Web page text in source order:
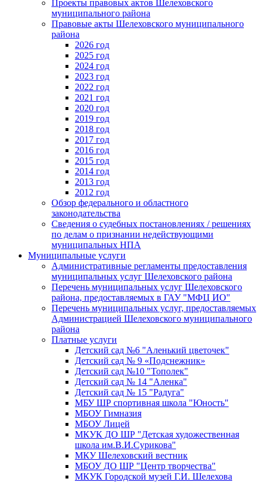
Проекты правовых актов Шелеховского
муниципального района
Правовые акты Шелеховского муниципального
района
2026 год
2025 год
2024 год
2023 год
2022 год
2021 год
2020 год
2019 год
2018 год
2017 год
2016 год
2015 год
2014 год
2013 год
2012 год
Обзор федерального и областного
законодательства
Сведения о судебных постановлениях / решениях
по делам о признании недействующими
муниципальных НПА
Муниципальные услуги
Административные регламенты предоставления
муниципальных услуг Шелеховского района
Перечень муниципальных услуг Шелеховского
района, предоставляемых в ГАУ "МФЦ ИО"
Перечень муниципальных услуг, предоставляемых
Администрацией Шелеховского муниципального
района
Платные услуги
Детский сад №6 "Аленький цветочек"
Детский сад № 9 «Подснежник»
Детский сад №10 "Тополек"
Детский сад № 14 "Аленка"
Детский сад № 15 "Радуга"
МБУ ШР спортивная школа "Юность"
МБОУ Гимназия
МБОУ Лицей
МКУК ДО ШР "Детская художественная
школа им.В.И.Сурикова"
МКУ Шелеховский вестник
МБОУ ДО ШР "Центр творчества"
МКУК Городской музей Г.И. Шелехова